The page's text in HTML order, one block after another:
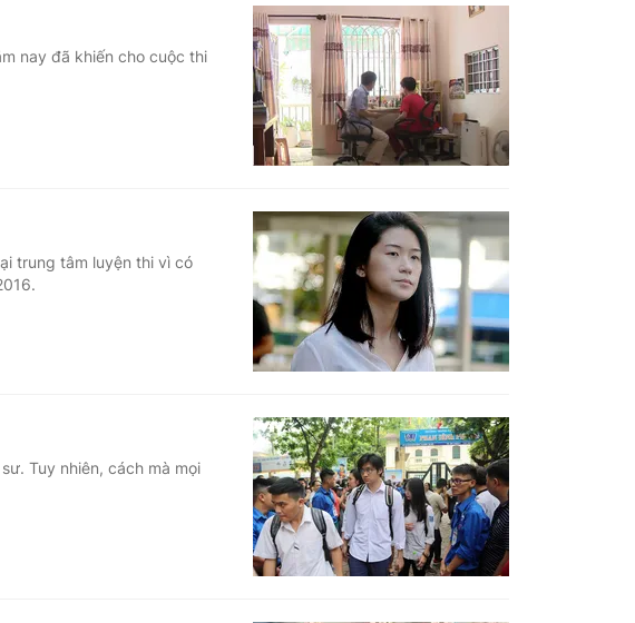
nay đã khiến cho cuộc thi
trung tâm luyện thi vì có
Tuy nhiên, cách mà mọi